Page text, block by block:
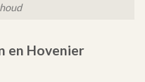
en Hovenier